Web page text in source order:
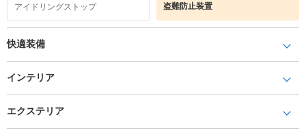
アイドリングストップ 盗難防止装置
快適装備
インテリア
エクステリア